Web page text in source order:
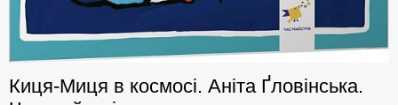
Киця-Миця в космосі. Аніта Ґловінська.